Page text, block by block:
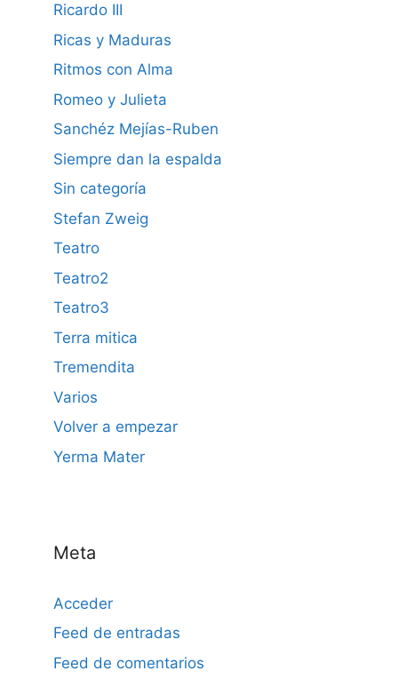
Ricardo III
Ricas y Maduras
Ritmos con Alma
Romeo y Julieta
Sanchéz Mejías-Ruben
Siempre dan la espalda
Sin categoría
Stefan Zweig
Teatro
Teatro2
Teatro3
Terra mitica
Tremendita
Varios
Volver a empezar
Yerma Mater
Meta
Acceder
Feed de entradas
Feed de comentarios